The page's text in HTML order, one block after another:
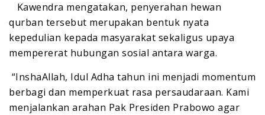
‎ ‎Kawendra mengatakan, penyerahan hewan
qurban tersebut merupakan bentuk nyata
kepedulian kepada masyarakat sekaligus upaya
mempererat hubungan sosial antara warga.
‎ ‎“InshaAllah, Idul Adha tahun ini menjadi momentum
berbagi dan memperkuat rasa persaudaraan. Kami
menjalankan arahan Pak Presiden Prabowo agar